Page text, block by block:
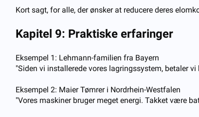
Kort sagt, for alle, der ønsker at reducere deres
Kapitel 9: Praktiske erfaringer
Eksempel 1: Lehmann-familien fra Bayern
"Siden vi installerede vores lagringssystem, betaler
Eksempel 2: Maier Tømrer i Nordrhein-Westfalen
"Vores maskiner bruger meget energi. Takket være